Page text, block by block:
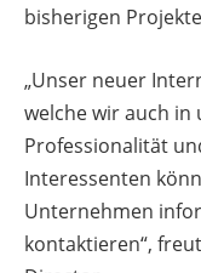
bisherigen
„Unser neuer
welche wir auch in
Professionalität
Interessenten
Unternehmen
kontaktieren“,